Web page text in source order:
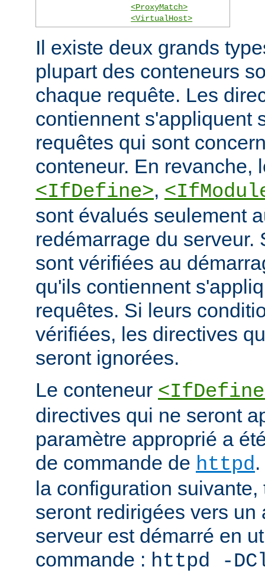
<ProxyMatch>
<VirtualHost>
Il existe deux grands
plupart des conteneurs
chaque requête. Les
contiennent s'appliquent
requêtes qui sont
conteneur. En revanche,
<IfDefine>,
sont évalués seulement
redémarrage du serveur.
sont vérifiées au
qu'ils contiennent
requêtes. Si leurs
vérifiées, les directives
seront ignorées.
Le conteneur
directives qui ne seront
paramètre approprié a
de commande de httpd
la configuration
seront redirigées vers un
serveur est démarré en
commande : httpd -